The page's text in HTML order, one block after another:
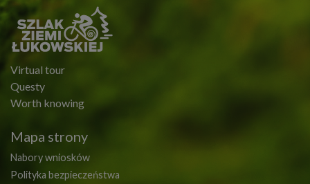
Virtual tour
Questy
Worth knowing
Mapa strony
Nabory wniosków
Polityka bezpieczeństwa